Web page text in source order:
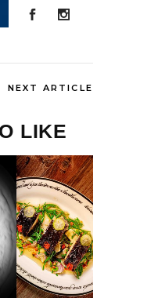
NEXT ARTICLE
LIKE